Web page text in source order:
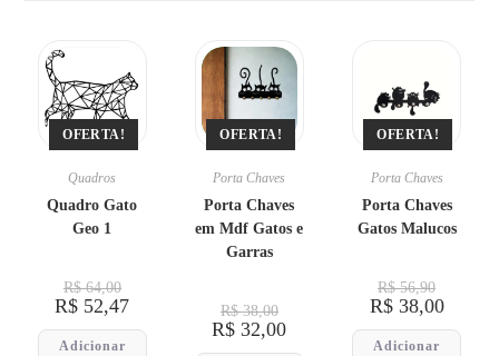
OFERTA!
Quadros
Quadro Gato
Geo 1
R$64,00
R$ 52,47
Adicionar
OFERTA!
Porta Chaves
Porta Chaves
em Mdf Gatos e
Garras
R$38,00
R$ 32,00
OFERTA!
Porta Chaves
Porta Chaves
Gatos Malucos
R$56,90
R$38,00
Adicionar